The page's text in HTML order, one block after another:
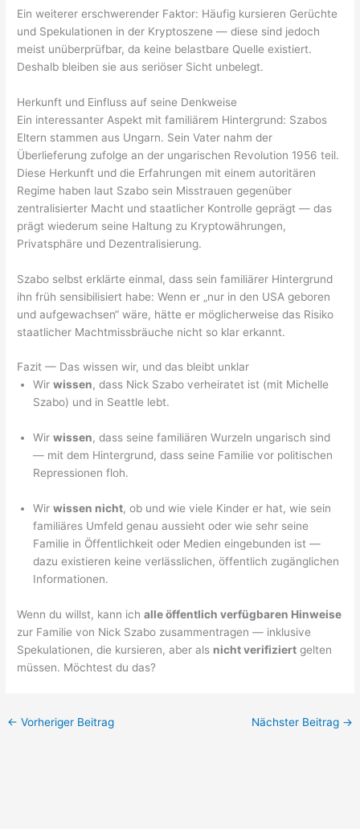
Ein weiterer erschwerender Faktor: Häufig kursieren Gerüchte
und Spekulationen in der Kryptoszene — diese sind jedoch
meist unüberprüfbar, da keine belastbare Quelle existiert.
Deshalb bleiben sie aus seriöser Sicht unbelegt.
Herkunft und Einfluss auf seine Denkweise
Ein interessanter Aspekt mit familiärem Hintergrund: Szabos
Eltern stammen aus Ungarn. Sein Vater nahm der
Überlieferung zufolge an der ungarischen Revolution 1956 teil.
Diese Herkunft und die Erfahrungen mit einem autoritären
Regime haben laut Szabo sein Misstrauen gegenüber
zentralisierter Macht und staatlicher Kontrolle geprägt — das
prägt wiederum seine Haltung zu Kryptowährungen,
Privatsphäre und Dezentralisierung.
Szabo selbst erklärte einmal, dass sein familiärer Hintergrund
ihn früh sensibilisiert habe: Wenn er „nur in den USA geboren
und aufgewachsen“ wäre, hätte er möglicherweise das Risiko
staatlicher Machtmissbräuche nicht so klar erkannt.
Fazit — Das wissen wir, und das bleibt unklar
Wirwissen, dass Nick Szabo verheiratet ist (mit Michelle
Szabo) und in Seattle lebt.
Wirwissen, dass seine familiären Wurzeln ungarisch sind
— mit dem Hintergrund, dass seine Familie vor politischen
Repressionen floh.
Wirwissen nicht, ob und wie viele Kinder er hat, wie sein
familiäres Umfeld genau aussieht oder wie sehr seine
Familie in Öffentlichkeit oder Medien eingebunden ist —
dazu existieren keine verlässlichen, öffentlich zugänglichen
Informationen.
Wenn du willst, kann ichalle öffentlich verfügbaren Hinweise
zur Familie von Nick Szabo zusammentragen — inklusive
Spekulationen, die kursieren, aber als nicht verifiziert gelten
müssen. Möchtest du das?
← Vorheriger Beitrag Nächster Beitrag →